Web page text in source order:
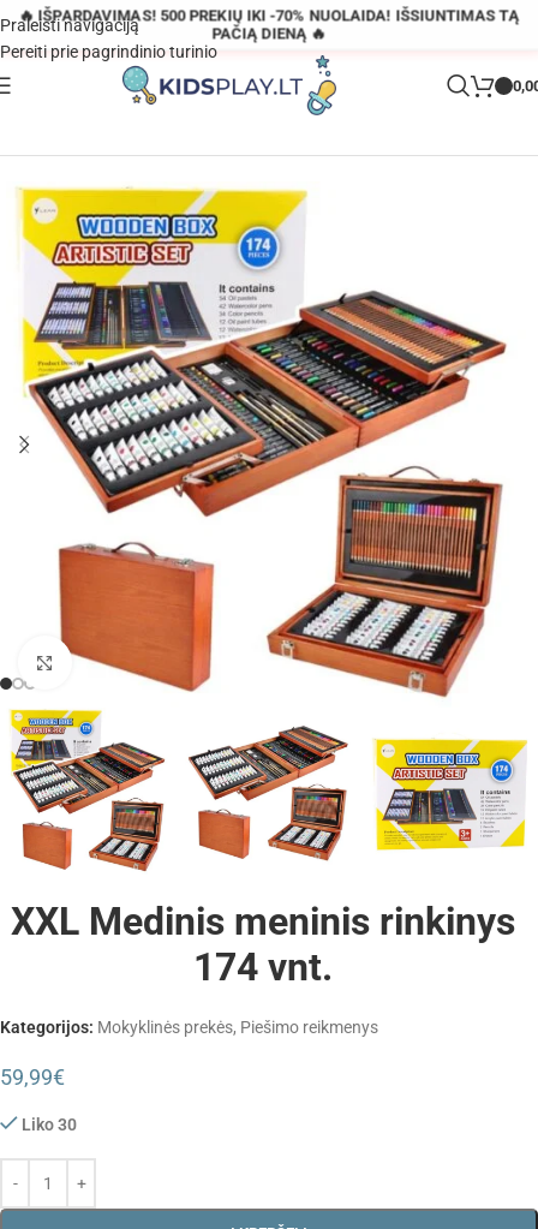
Praleisti navigaciją
Pereiti prie pagrindinio turinio
🔥 IŠPARDAVIMAS! 500 PREKIŲ IKI -70% NUOLAIDA! IŠSIUNTIMAS TĄ
PAČIĄ DIENĄ 🔥
Parduotuvė XXL Medinis meninis rinkinys 174 vnt.
Padidinti
XXL Medinis meninis rinkinys
174 vnt.
Kategorijos: Mokyklinės prekės, Piešimo reikmenys
59,99€
Liko 30